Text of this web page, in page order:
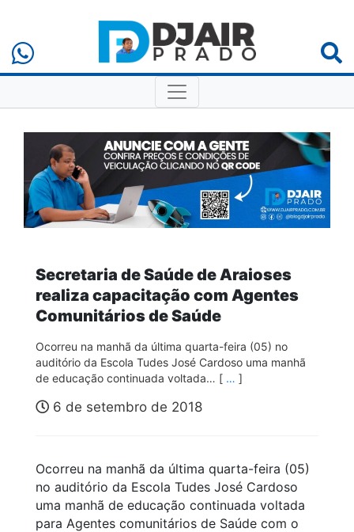
Secretaria de Saúde de Araioses
realiza capacitação com Agentes
Comunitários de Saúde
Ocorreu na manhã da última quarta-feira (05) no
auditório da Escola Tudes José Cardoso uma manhã
de educação continuada voltada… [ … ]
6 de setembro de 2018
Ocorreu na manhã da última quarta-feira (05)
no auditório da Escola Tudes José Cardoso
uma manhã de educação continuada voltada
para Agentes comunitários de Saúde com o